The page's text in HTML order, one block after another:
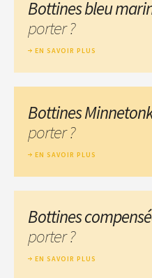
Bottines bleu
porter ?
EN SAVOIR PLUS
Bottines
porter ?
EN SAVOIR PLUS
Bottines
porter ?
EN SAVOIR PLUS